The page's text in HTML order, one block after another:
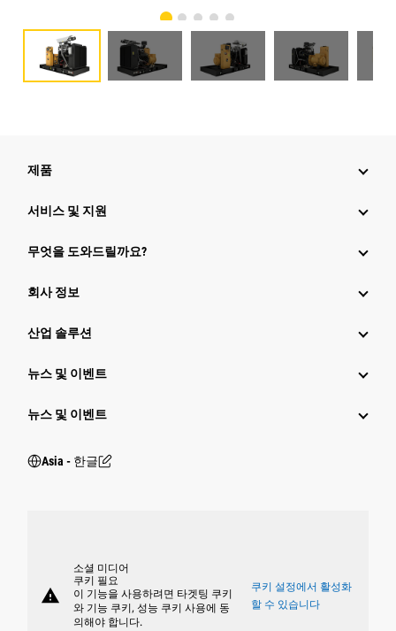
제품
서비스 및 지원
무엇을 도와드릴까요?
회사 정보
산업 솔루션
뉴스 및 이벤트
뉴스 및 이벤트
Asia - 한글
warning
소셜 미디어
쿠키 필요
이 기능을 사용하려면 타겟팅 쿠키
와 기능 쿠키, 성능 쿠키 사용에 동
의해야 합니다.
쿠키 설정에서 활성화
할 수 있습니다